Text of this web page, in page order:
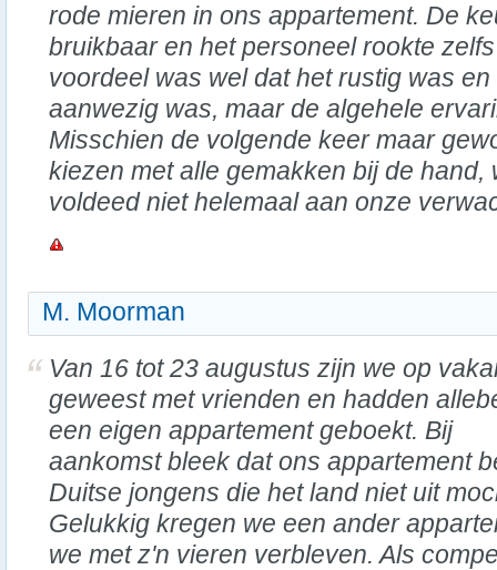
rode mieren in ons appartement. De
bruikbaar en het personeel rookte
voordeel was wel dat het rustig was
aanwezig was, maar de algehele
Misschien de volgende keer maar
kiezen met alle gemakken bij de hand,
voldeed niet helemaal aan onze
M. Moorman
Van 16 tot 23 augustus zijn we op
geweest met vrienden en hadden
een eigen appartement geboekt. Bij
aankomst bleek dat ons appartement
Duitse jongens die het land niet uit
Gelukkig kregen we een ander
we met z'n vieren verbleven. Als